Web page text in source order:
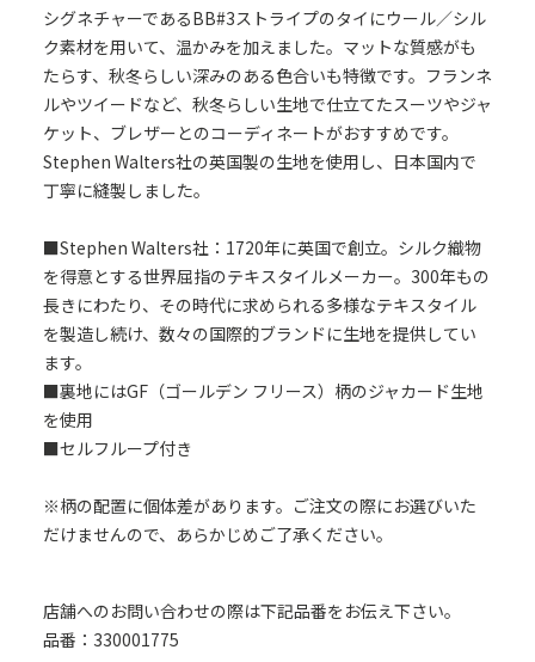
シグネチャーであるBB#3ストライプのタイにウール／シル
ク素材を用いて、温かみを加えました。マットな質感がも
たらす、秋冬らしい深みのある色合いも特徴です。フランネ
ルやツイードなど、秋冬らしい生地で仕立てたスーツやジャ
ケット、ブレザーとのコーディネートがおすすめです。
Stephen Walters社の英国製の生地を使用し、日本国内で
丁寧に縫製しました。
■Stephen Walters社：1720年に英国で創立。シルク織物
を得意とする世界屈指のテキスタイルメーカー。300年もの
長きにわたり、その時代に求められる多様なテキスタイル
を製造し続け、数々の国際的ブランドに生地を提供してい
ます。
■裏地にはGF（ゴールデン フリース）柄のジャカード生地
を使用
■セルフループ付き
※柄の配置に個体差があります。ご注文の際にお選びいた
だけませんので、あらかじめご了承ください。
店舗へのお問い合わせの際は下記品番をお伝え下さい。
品番：330001775